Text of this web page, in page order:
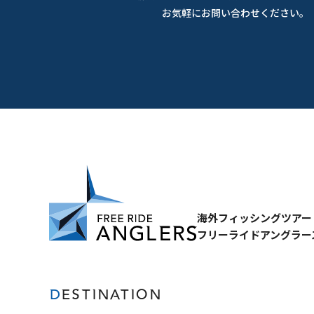
お気軽にお問い合わせください。
海外フィッシングツアー
フリーライドアングラー
DESTINATION